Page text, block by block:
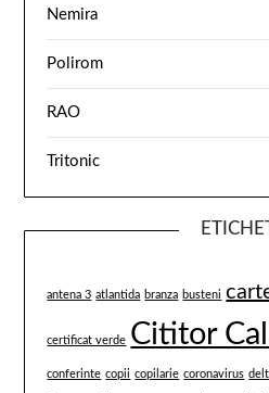
Nemira
Polirom
RAO
Tritonic
antena 3 atlantida branza busteni
certificat verde Cititor
conferinte copii copilarie coronavirus